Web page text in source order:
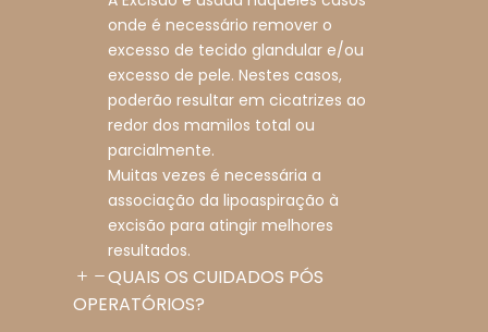
onde é necessário remover o
excesso de tecido glandular e/ou
excesso de pele. Nestes casos,
poderão resultar em cicatrizes ao
redor dos mamilos total ou
parcialmente.
Muitas vezes é necessária a
associação da lipoaspiração à
excisão para atingir melhores
resultados.
QUAIS OS CUIDADOS PÓS
OPERATÓRIOS?